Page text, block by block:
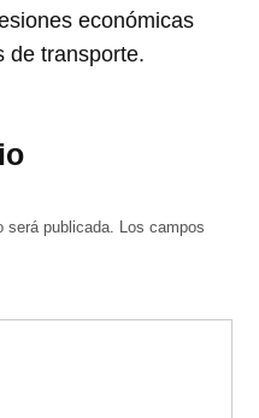
económicas
de transporte.
será publicada. Los campos